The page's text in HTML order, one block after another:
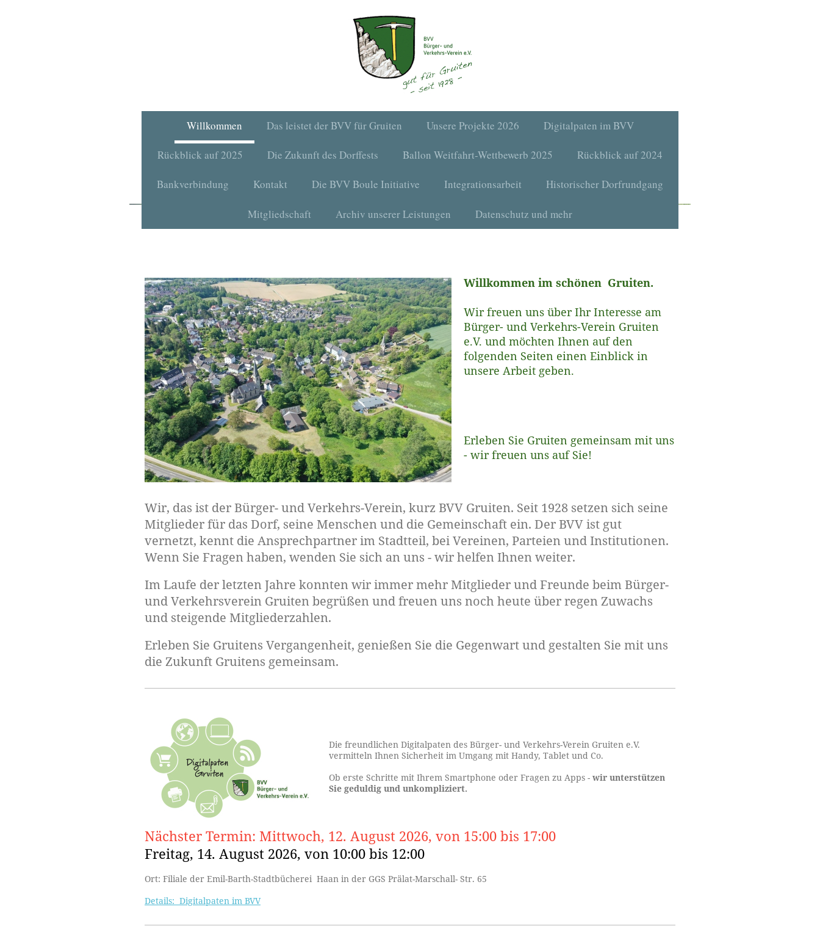
Willkommen Das leistet der BVV für Gruiten Unsere Projekte 2026 Digitalpaten im BVV
Rückblick auf 2025 Die Zukunft des Dorffests Ballon Weitfahrt-Wettbewerb 2025 Rückblick auf 2024
Bankverbindung Kontakt Die BVV Boule Initiative Integrationsarbeit Historischer Dorfrundgang
Mitgliedschaft Archiv unserer Leistungen Datenschutz und mehr
Willkommen im schönen Gruiten.
Wir freuen uns über Ihr Interesse am
Bürger- und Verkehrs-Verein Gruiten
e.V. und möchten Ihnen auf den
folgenden Seiten einen Einblick in
unsere Arbeit geben.
Erleben Sie Gruiten gemeinsam mit uns
- wir freuen uns auf Sie!
Wir, das ist der Bürger- und Verkehrs-Verein, kurz BVV Gruiten. Seit 1928 setzen sich seine
Mitglieder für das Dorf, seine Menschen und die Gemeinschaft ein. Der BVV ist gut
vernetzt, kennt die Ansprechpartner im Stadtteil, bei Vereinen, Parteien und Institutionen.
Wenn Sie Fragen haben, wenden Sie sich an uns - wir helfen Ihnen weiter.
Im Laufe der letzten Jahre konnten wir immer mehr Mitglieder und Freunde beim Bürger-
und Verkehrsverein Gruiten begrüßen und freuen uns noch heute über regen Zuwachs
und steigende Mitgliederzahlen.
Erleben Sie Gruitens Vergangenheit, genießen Sie die Gegenwart und gestalten Sie mit uns
die Zukunft Gruitens gemeinsam.
Die freundlichen Digitalpaten des Bürger- und Verkehrs-Verein Gruiten e.V.
vermitteln Ihnen Sicherheit im Umgang mit Handy, Tablet und Co.
Ob erste Schritte mit Ihrem Smartphone oder Fragen zu Apps - wir unterstützen
Sie geduldig und unkompliziert.
Nächster Termin: Mittwoch, 12. August 2026, von 15:00 bis 17:00
Freitag, 14. August 2026, von 10:00 bis 12:00
Ort: Filiale der Emil-Barth-Stadtbücherei Haan in der GGS Prälat-Marschall- Str. 65
Details: Digitalpaten im BVV